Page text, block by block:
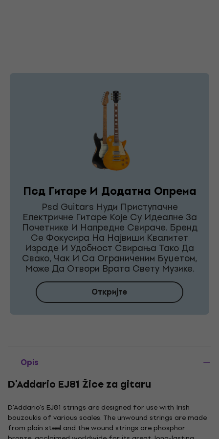
Псд Гитаре И Додатна Опрема
Psd Guitars Нуди Приступачне
Електричне Гитаре Које Су Идеалне За
Почетнике И Напредне Свираче. Бренд
Се Фокусира На Највиши Квалитет
Израде И Удобност Свирања Тако Да
Свако, Чак И Са Ограниченим Буџетом,
Може Да Отвори Врата Свету Музике.
Откријте
Opis
D'Addario EJ81 Žice za gitaru
D'Addario's EJ81 strings are designed for use with Irish
bouzoukis of various scales. The unwound strings are made
from plain steel and the wound strings are phosphor